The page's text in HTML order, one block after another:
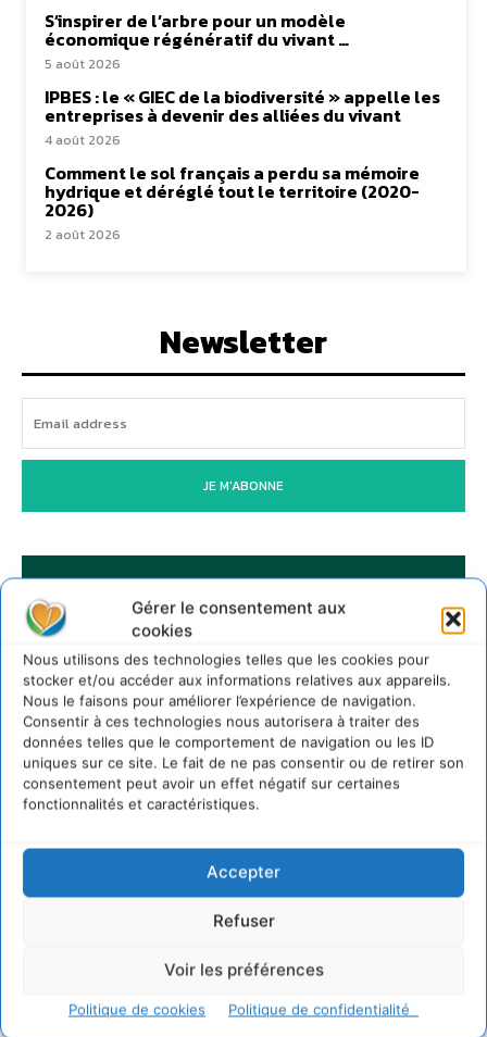
Gérer le consentement aux
cookies
Nous utilisons des technologies telles que les cookies pour
stocker et/ou accéder aux informations relatives aux appareils.
Nous le faisons pour améliorer l’expérience de navigation.
Consentir à ces technologies nous autorisera à traiter des
données telles que le comportement de navigation ou les ID
uniques sur ce site. Le fait de ne pas consentir ou de retirer son
consentement peut avoir un effet négatif sur certaines
fonctionnalités et caractéristiques.
Accepter
Refuser
Voir les préférences
Politique de cookies Politique de confidentialité
S’inspirer de l’arbre pour un modèle
économique régénératif du vivant …
5 août 2026
IPBES : le « GIEC de la biodiversité » appelle les
entreprises à devenir des alliées du vivant
4 août 2026
Comment le sol français a perdu sa mémoire
hydrique et déréglé tout le territoire (2020-
2026)
2 août 2026
Newsletter
JE M'ABONNE